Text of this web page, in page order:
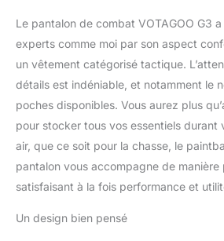
améliorée :
sur la base
G3,
connexion
plus
genoux,
seulement
également
vous
Le pantalon de combat VOTAGOO G3
experts comme moi par son aspect
un vêtement catégorisé tactique.
détails est indéniable, et notamment le
poches disponibles. Vous aurez plus
pour stocker tous vos essentiels durant
air, que ce soit pour la chasse, le
pantalon vous accompagne de manière
satisfaisant à la fois performance et
Un design bien pensé